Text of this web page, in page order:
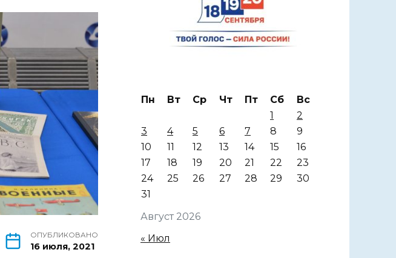
ОПУБЛИКОВАНО
16 июля, 2021
Август 2026
Пн Вт Ср Чт Пт Сб
Вс
1
2
3
4 5 6 7 8
9
10
11 12 13 14 15
16
17
18 19 20 21 22
23
24
25 26 27 28 29
30
31
« Июл